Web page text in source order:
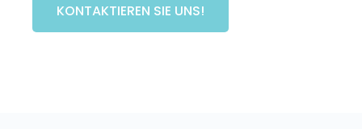
KONTAKTIEREN SIE UNS!